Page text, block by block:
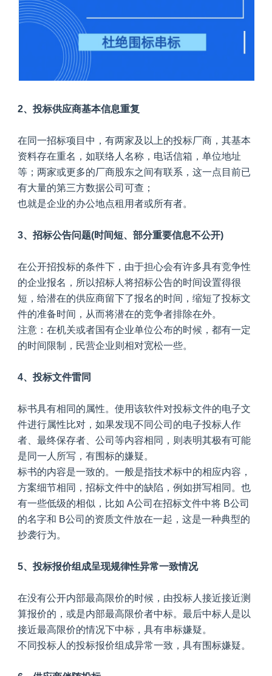
2、投标供应商基本信息重复
在同一招标项目中，有两家及以上的投标厂商，其基本
资料存在重名，如联络人名称，电话信箱，单位地址
等；两家或更多的厂商股东之间有联系，这一点目前已
有大量的第三方数据公司可查；
也就是企业的办公地点租用者或所有者。
3、招标公告问题(时间短、部分重要信息不公开)
在公开招投标的条件下，由于担心会有许多具有竞争性
的企业报名，所以招标人将招标公告的时间设置得很
短，给潜在的供应商留下了报名的时间，缩短了投标文
件的准备时间，从而将潜在的竞争者排除在外。
注意：在机关或者国有企业单位公布的时候，都有一定
的时间限制，民营企业则相对宽松一些。
4、投标文件雷同
标书具有相同的属性。使用该软件对投标文件的电子文
件进行属性比对，如果发现不同公司的电子投标人作
者、最终保存者、公司等内容相同，则表明其极有可能
是同一人所写，有围标的嫌疑。
标书的内容是一致的。一般是指技术标中的相应内容，
方案细节相同，招标文件中的缺陷，例如拼写相同。也
有一些低级的相似，比如 A公司在招标文件中将 B公司
的名字和 B公司的资质文件放在一起，这是一种典型的
抄袭行为。
5、投标报价组成呈现规律性异常一致情况
在没有公开内部最高限价的时候，由投标人接近接近测
算报价的，或是内部最高限价者中标。最后中标人是以
接近最高限价的情况下中标，具有串标嫌疑。
不同投标人的投标报价组成异常一致，具有围标嫌疑。